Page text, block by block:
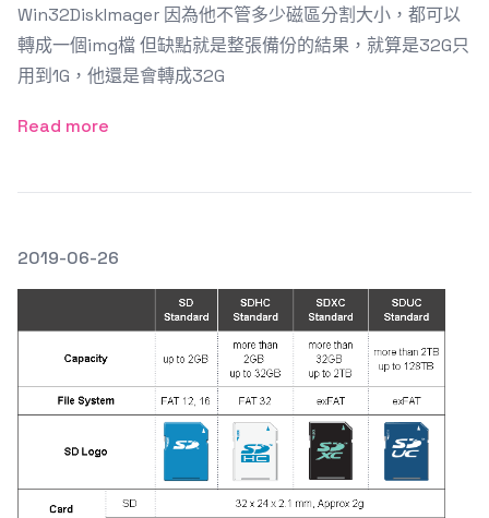
Win32DiskImager 因為他不管多少磁區分割大小，都可以
轉成一個img檔 但缺點就是整張備份的結果，就算是32G只
用到1G，他還是會轉成32G
Read more
發文於
2019-06-26